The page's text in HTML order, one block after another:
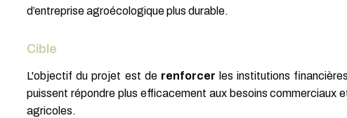
d’entreprise agroécologique plus durable.
Cible
L'objectif du projet est de renforcer les institutions
puissent répondre plus efficacement aux besoins commerciaux
agricoles.